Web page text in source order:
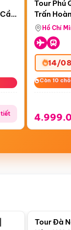
tiết
Còn07
Tour Phú
Trấn
Hồ Chí
14/08
Còn 10 chỗ
Còn 10 chỗ
Tour Đà